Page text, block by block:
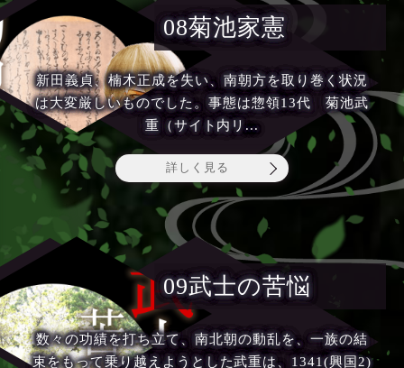
08菊池家憲
新田義貞、楠木正成を失い、南朝方を取り巻く状況
は大変厳しいものでした。事態は惣領13代 菊池武
重（サイト内リ...
詳しく見る
09武士の苦悩
数々の功績を打ち立て、南北朝の動乱を、一族の結
束をもって乗り越えようとした武重は、1341(興国2)